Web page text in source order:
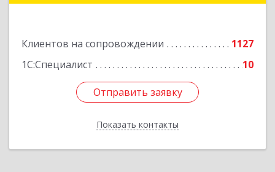
Клиентов на сопровождении
1127
1С:Специалист
10
Отправить заявку
Показать контакты
Отправить заявку
Назад